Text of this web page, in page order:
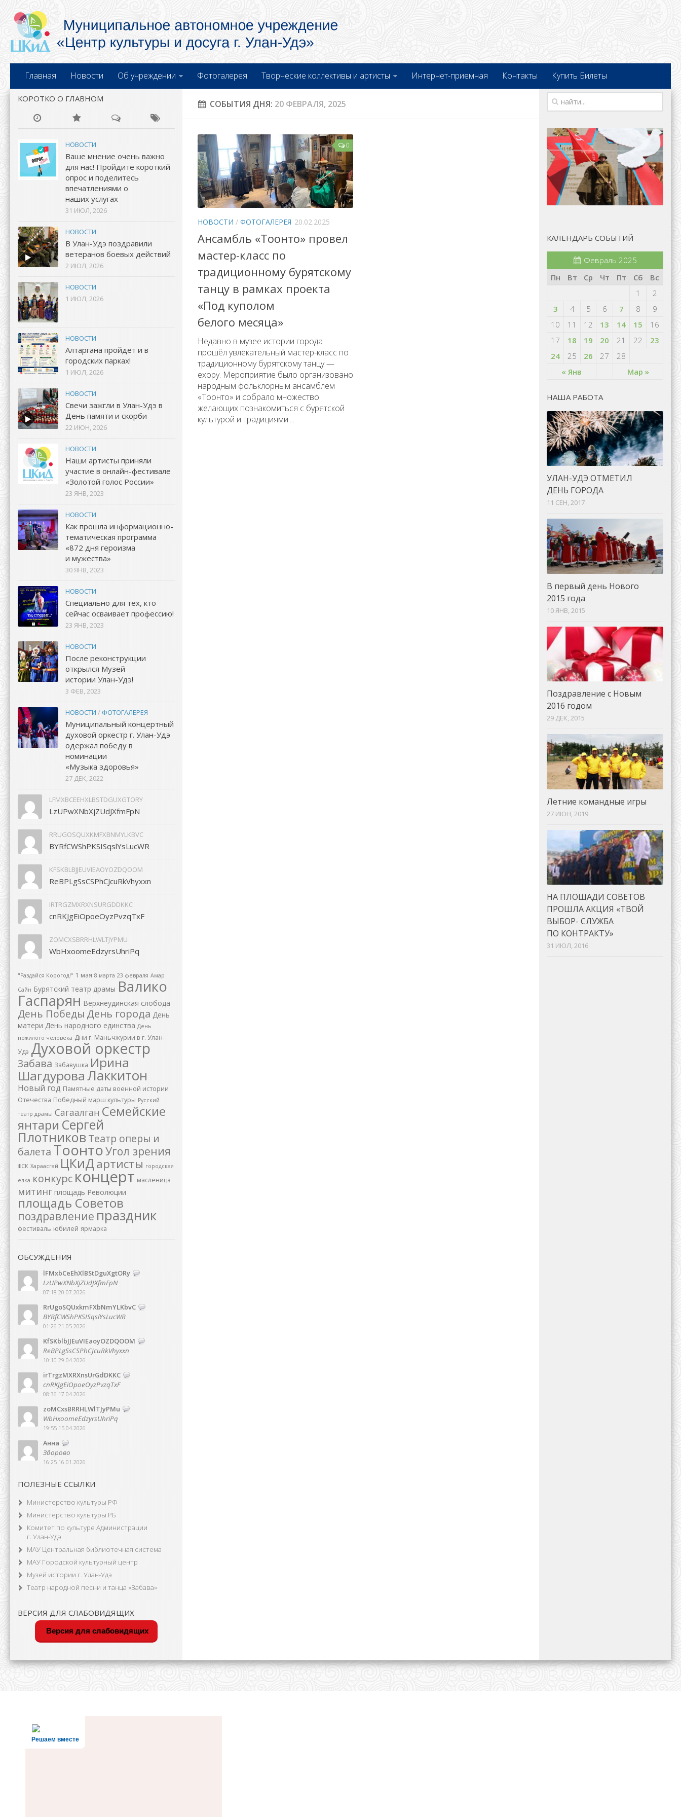
Главная Новости Об учреждении Фотогалерея Творческие коллективы и артисты Интернет-приемная Контакты Купить Билеты
СОБЫТИЯ ДНЯ: 20 ФЕВРАЛЯ, 2025
0
НОВОСТИ / ФОТОГАЛЕРЕЯ 20.02.2025
Ансамбль «Тоонто» провел
мастер-класс по
традиционному бурятскому
танцу в рамках проекта
«Под куполом
белого месяца»
Недавно в музее истории города
прошёл увлекательный мастер-класс по
традиционному бурятскому танцу —
ехору. Мероприятие было организовано
народным фольклорным ансамблем
«Тоонто» и собрало множество
желающих познакомиться с бурятской
культурой и традициями....
КОРОТКО О ГЛАВНОМ
НОВОСТИ
Ваше мнение очень важно
для нас! Пройдите короткий
опрос и поделитесь
впечатлениями о
наших услугах
31 ИЮЛ, 2026
НОВОСТИ
В Улан-Удэ поздравили
ветеранов боевых действий
2 ИЮЛ, 2026
НОВОСТИ
1 ИЮЛ, 2026
НОВОСТИ
Алтаргана пройдет и в
городских парках!
1 ИЮЛ, 2026
НОВОСТИ
Свечи зажгли в Улан-Удэ в
День памяти и скорби
22 ИЮН, 2026
НОВОСТИ
Наши артисты приняли
участие в онлайн-фестивале
«Золотой голос России»
23 ЯНВ, 2023
НОВОСТИ
Как прошла информационно-
тематическая программа
«872 дня героизма
и мужества»
30 ЯНВ, 2023
НОВОСТИ
Специально для тех, кто
сейчас осваивает профессию!
23 ЯНВ, 2023
НОВОСТИ
После реконструкции
открылся Музей
истории Улан-Удэ!
3 ФЕВ, 2023
НОВОСТИ / ФОТОГАЛЕРЕЯ
Муниципальный концертный
духовой оркестр г. Улан-Удэ
одержал победу в
номинации
«Музыка здоровья»
27 ДЕК, 2022
LFMXBCEEHXLBSTDGUXGTORY
LzUPwXNbXjZUdJXfmFpN
RRUGOSQUXKMFXBNMYLKBVC
BYRfCWShPKSISqslYsLucWR
KFSKBLBJJEUVIEAOYOZDQOOM
ReBPLgSsCSPhCJcuRkVhyxxn
IRTRGZMXRXNSURGDDKKC
cnRKJgEiOpoeOyzPvzqTxF
ZOMCXSBRRHLWLTJYPMU
WbHxoomeEdzyrsUhriPq
"Раздайся Корогод!" 1 мая 8 марта 23 февраля Амар
Сайн Бурятский театр драмы Валико
Гаспарян Верхнеудинская слобода
День Победы День города День
матери День народного единства День
пожилого человека Дни г. Маньчжурии в г. Улан-
Удэ Духовой оркестр
Забава Забавушка Ирина
ШагдуроваЛаккитон
Новый год Памятные даты военной истории
Отечества Победный марш культуры Русский
театр драмы Сагаалган Семейские
янтари Сергей
Плотников Театр оперы и
балета ТоонтоУгол зрения
ФСК Хараасгай ЦКиДартисты городская
елка конкурс концерт масленица
митинг площадь Революции
площадь Советов
поздравление праздник
фестиваль юбилей ярмарка
ОБСУЖДЕНИЯ
lFMxbCeEhXlBStDguXgtORy
LzUPwXNbXjZUdJXfmFpN
07:18 20.07.2026
RrUgoSQUxkmFXbNmYLKbvC
BYRfCWShPKSISqslYsLucWR
01:26 21.05.2026
KfSKblbJJEuVIEaoyOZDQOOM
ReBPLgSsCSPhCJcuRkVhyxxn
10:10 29.04.2026
irTrgzMXRXnsUrGdDKKC
cnRKJgEiOpoeOyzPvzqTxF
08:36 17.04.2026
zoMCxsBRRHLWlTJyPMu
WbHxoomeEdzyrsUhriPq
19:55 15.04.2026
Анна
Здорово
16:25 16.01.2026
ПОЛЕЗНЫЕ ССЫЛКИ
Министерство культуры РФ
Министерство культуры РБ
Комитет по культуре Администрации
г. Улан-Удэ
МАУ Центральная библиотечная система
МАУ Городской культурный центр
Музей истории г. Улан-Удэ
Театр народной песни и танца «Забава»
ВЕРСИЯ ДЛЯ СЛАБОВИДЯЩИХ
Версия для слабовидящих
КАЛЕНДАРЬ СОБЫТИЙ
Февраль 2025
Пн
Вт Ср Чт Пт Сб Вс
« Янв Мар »
1
2
3
4 5 6 7 8
9
10
11 12 13 14 15
16
17
18 19 20 21 22
23
24
25 26 27 28
НАША РАБОТА
УЛАН-УДЭ ОТМЕТИЛ
ДЕНЬ ГОРОДА
11 СЕН, 2017
В первый день Нового
2015 года
10 ЯНВ, 2015
Поздравление с Новым
2016 годом
29 ДЕК, 2015
Летние командные игры
27 ИЮН, 2019
НА ПЛОЩАДИ СОВЕТОВ
ПРОШЛА АКЦИЯ «ТВОЙ
ВЫБОР- СЛУЖБА
ПО КОНТРАКТУ»
31 ИЮЛ, 2016
Решаем вместе